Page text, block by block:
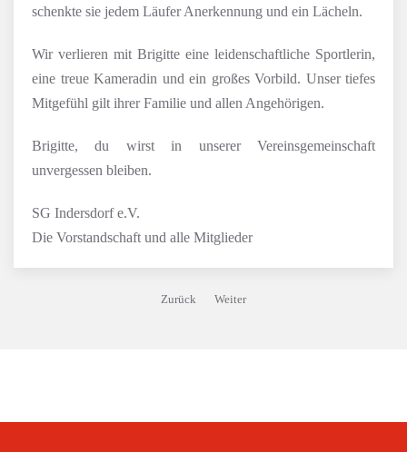
schenkte sie jedem Läufer Anerkennung und ein Lächeln.
Wir verlieren mit Brigitte eine leidenschaftliche Sportlerin,
eine treue Kameradin und ein großes Vorbild. Unser tiefes
Mitgefühl gilt ihrer Familie und allen Angehörigen.
Brigitte, du wirst in unserer Vereinsgemeinschaft
unvergessen bleiben.
SG Indersdorf e.V.
Die Vorstandschaft und alle Mitglieder
Zurück Weiter